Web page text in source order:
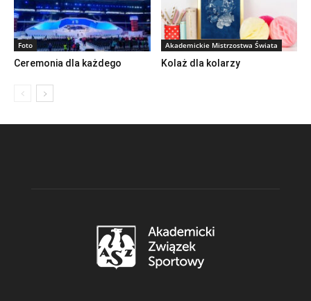
Foto
Ceremonia dla każdego
Akademickie Mistrzostwa Świata
Kolaż dla kolarzy